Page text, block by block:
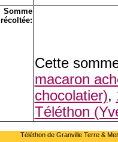
Somme
récoltée:
Cette
macaron
chocolatier),
Téléthon
Téléthon de Granville Terre &